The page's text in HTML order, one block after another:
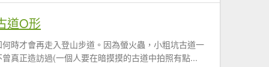
道O形
時才會再走入登山步道。因為螢火蟲，小粗坑古道一
真正造訪過(一個人要在暗摸摸的古道中拍照有點...